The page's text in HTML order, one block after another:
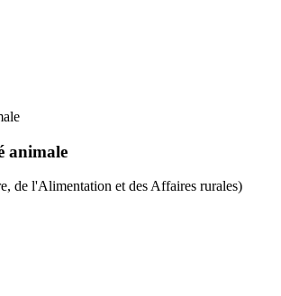
animale
de l'Alimentation et des Affaires rurales)